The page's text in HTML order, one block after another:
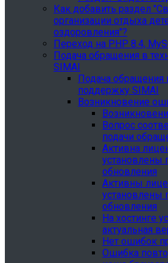
Как добавить раздел
организации отдыха
оздоровления"?
Переход на PHP 8.4,
Подача обращения в
SIMAI
Подача обращения
поддержку SIMAI
Возникновение
Вопрос
подачи
Активна
установлены
обновления
Активны
установлены
обновления
На хостинге
актуальная
Нет ошибок
Ошибка